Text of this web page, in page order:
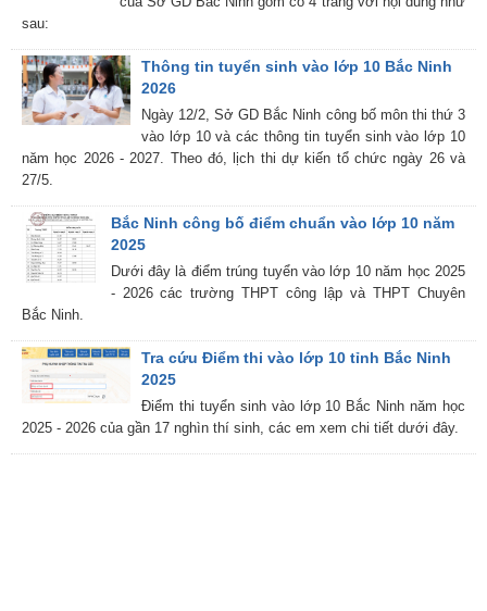
sau:
Thông tin tuyển sinh vào lớp 10 Bắc Ninh
2026
Ngày 12/2, Sở GD Bắc Ninh công bố môn thi thứ 3
vào lớp 10 và các thông tin tuyển sinh vào lớp 10
năm học 2026 - 2027. Theo đó, lịch thi dự kiến tổ chức ngày 26 và
27/5.
Bắc Ninh công bố điểm chuẩn vào lớp 10 năm
2025
Dưới đây là điểm trúng tuyển vào lớp 10 năm học 2025
- 2026 các trường THPT công lập và THPT Chuyên
Bắc Ninh.
Tra cứu Điểm thi vào lớp 10 tỉnh Bắc Ninh
2025
Điểm thi tuyển sinh vào lớp 10 Bắc Ninh năm học
2025 - 2026 của gần 17 nghìn thí sinh, các em xem chi tiết dưới đây.